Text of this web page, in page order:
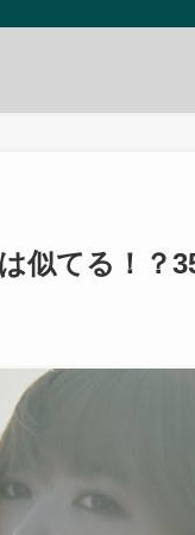
似てる！？